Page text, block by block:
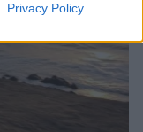
Privacy Policy